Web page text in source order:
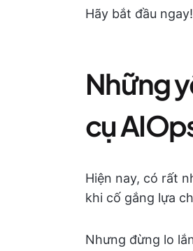
Hãy bắt đầu
Những
cụ
Hiện nay, có rất
khi cố gắng lựa
Nhưng đừng lo